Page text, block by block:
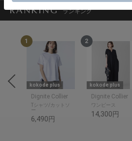
RANKING ランキング
1
kokode plus
Dignite Collier
Tシャツ/カットソ
ー
6,490円
2
kokode plus
Dignite Collier
ワンピース
14,300円